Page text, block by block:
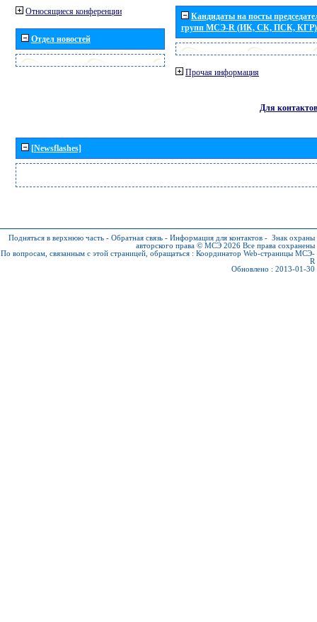
Относящиеся конференции
Отдел новостей
Кандидаты на посты
групп МСЭ-R (ИК, СК, ПСК, КГР)
Прочая информация
Для контактов
[Newsflashes]
Подняться в верхнюю часть - Обратная связь - Информация для контактов - Знак охраны
авторского права © МСЭ 2026 Все права сохранены
По вопросам, связанным с этой страницей, обращаться : Координатор Web-страницы МСЭ-
R
Обновлено : 2013-01-30